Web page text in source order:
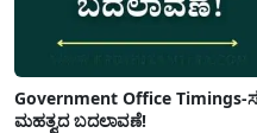
Government Office
ಮಹತ್ವದ ಬದಲಾವಣೆ!